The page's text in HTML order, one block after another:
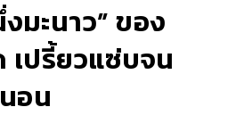
มะนาว” ของ
เปรี้ยวแซ่บจน
อน